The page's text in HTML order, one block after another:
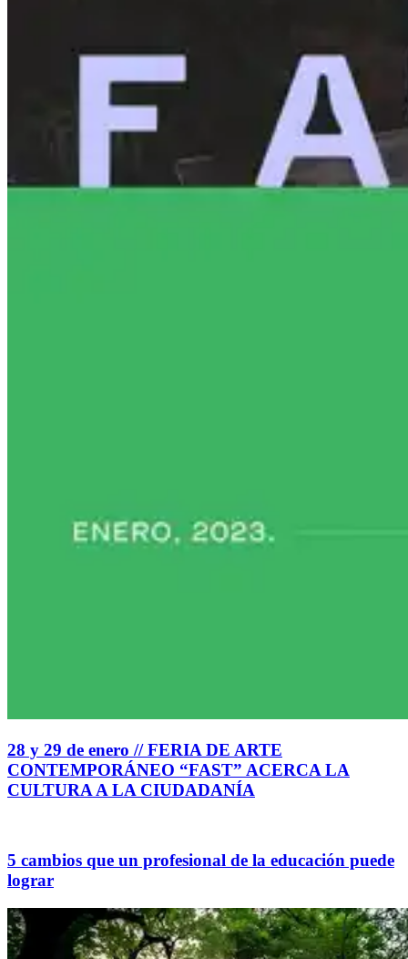
28 y 29 de enero // FERIA DE ARTE
CONTEMPORÁNEO “FAST” ACERCA LA
CULTURA A LA CIUDADANÍA
5 cambios que un profesional de la educación puede
lograr